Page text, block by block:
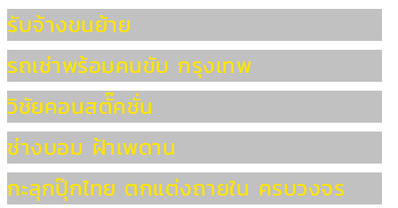
รับจ้างขนย้าย
รถเช่าพร้อมคนขับ กรุงเทพ
วิชัยคอนสตั๊คชั่น
ช่างบอม ฝ้าเพดาน
กะลุกปุ๊กไทย ตกแต่งถายใน ครบวงจร